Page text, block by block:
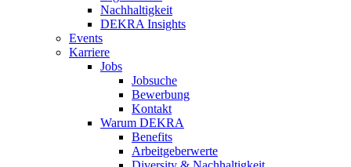
Nachhaltigkeit
DEKRA Insights
Events
Karriere
Jobs
Jobsuche
Bewerbung
Kontakt
Warum DEKRA
Benefits
Arbeitgeberwerte